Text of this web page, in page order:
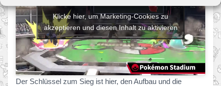
Klicke hier, um Marketing-Cookies zu
akzeptieren und diesen Inhalt zu aktivieren
Der Schlüssel zum Sieg ist hier, den Aufbau und die